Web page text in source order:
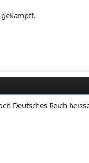
gekämpft.
Deutsches Reich